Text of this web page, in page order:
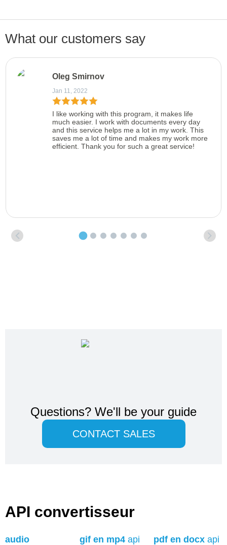
What our customers say
Oleg Smirnov
Jan 11, 2022
I like working with this program, it makes life
much easier. I work with documents every day
and this service helps me a lot in my work. This
saves me a lot of time and makes my work more
efficient. Thank you for such a great service!
Questions? We'll be your guide
CONTACT SALES
API convertisseur
audio
gif en mp4api pdf en docx api